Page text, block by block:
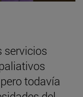
servicios
todavía